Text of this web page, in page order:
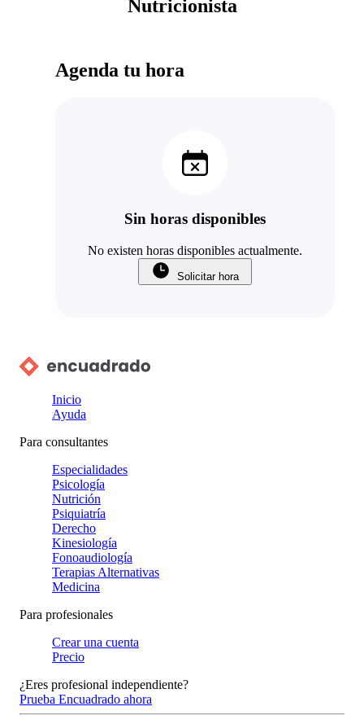
Nutricionista
Agenda tu hora
Sin horas disponibles
No existen horas disponibles actualmente.
Solicitar hora
Inicio
Ayuda
Para consultantes
Especialidades
Psicología
Nutrición
Psiquiatría
Derecho
Kinesiología
Fonoaudiología
Terapias Alternativas
Medicina
Para profesionales
Crear una cuenta
Precio
¿Eres profesional independiente?
Prueba Encuadrado ahora